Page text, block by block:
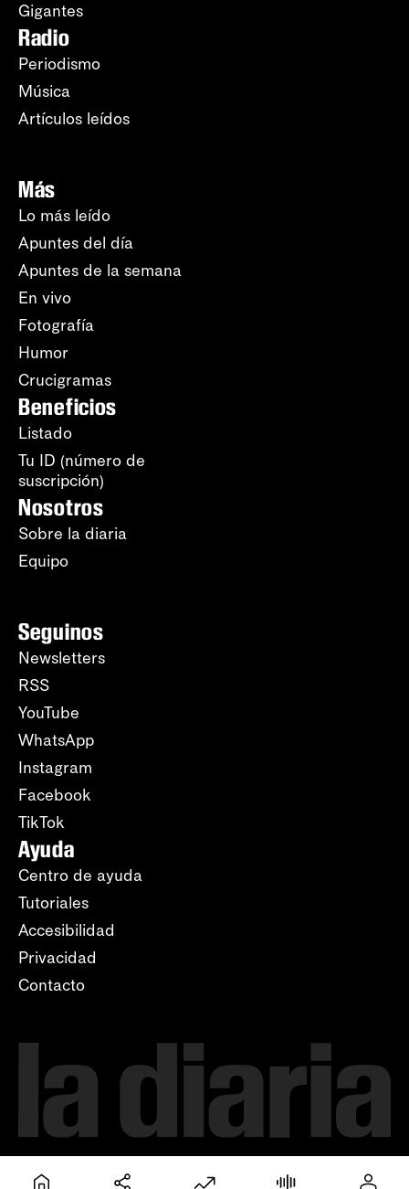
Gigantes
Radio
Periodismo
Música
Artículos leídos
Más
Lo más leído
Apuntes del día
Apuntes de la semana
En vivo
Fotografía
Humor
Crucigramas
Beneficios
Listado
Tu ID (número de
suscripción)
Nosotros
Sobre la diaria
Equipo
Seguinos
Newsletters
RSS
YouTube
WhatsApp
Instagram
Facebook
TikTok
Ayuda
Centro de ayuda
Tutoriales
Accesibilidad
Privacidad
Contacto